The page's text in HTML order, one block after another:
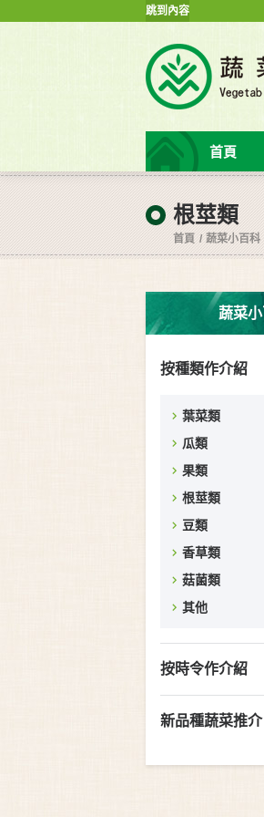
跳到內容
首頁
根莖類
首頁 蔬菜小百科
蔬菜
按種類作介紹
葉菜類
瓜類
果類
根莖類
豆類
香草類
菇菌類
其他
按時令作介紹
新品種蔬菜推介